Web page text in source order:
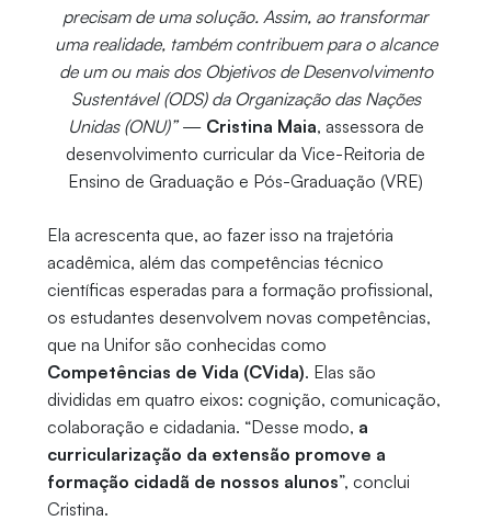
precisam de uma solução. Assim, ao transformar
uma realidade, também contribuem para o alcance
de um ou mais dos Objetivos de Desenvolvimento
Sustentável (ODS) da Organização das Nações
Unidas (ONU)”— Cristina Maia, assessora de
desenvolvimento curricular da Vice-Reitoria de
Ensino de Graduação e Pós-Graduação (VRE)
Ela acrescenta que, ao fazer isso na trajetória
acadêmica, além das competências técnico
científicas esperadas para a formação profissional,
os estudantes desenvolvem novas competências,
que na Unifor são conhecidas como
Competências de Vida (CVida). Elas são
divididas em quatro eixos: cognição, comunicação,
colaboração e cidadania. “Desse modo, a
curricularização da extensão promove a
formação cidadã de nossos alunos”, conclui
Cristina.